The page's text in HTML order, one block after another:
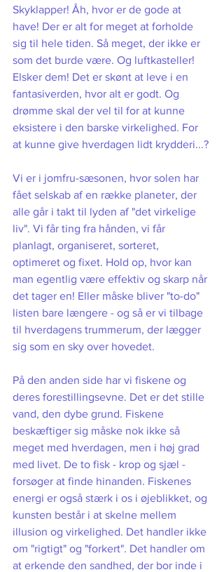
Skyklapper! Åh, hvor er de gode at
have! Der er alt for meget at forholde
sig til hele tiden. Så meget, der ikke er
som det burde være. Og luftkasteller!
Elsker dem! Det er skønt at leve i en
fantasiverden, hvor alt er godt. Og
drømme skal der vel til for at kunne
eksistere i den barske virkelighed. For
at kunne give hverdagen lidt krydderi...?
Vi er i jomfru-sæsonen, hvor solen har
fået selskab af en række planeter, der
alle går i takt til lyden af "det virkelige
liv". Vi får ting fra hånden, vi får
planlagt, organiseret, sorteret,
optimeret og fixet. Hold op, hvor kan
man egentlig være effektiv og skarp når
det tager en! Eller måske bliver "to-do"
listen bare længere - og så er vi tilbage
til hverdagens trummerum, der lægger
sig som en sky over hovedet.
På den anden side har vi fiskene og
deres forestillingsevne. Det er det stille
vand, den dybe grund. Fiskene
beskæftiger sig måske nok ikke så
meget med hverdagen, men i høj grad
med livet. De to fisk - krop og sjæl -
forsøger at finde hinanden. Fiskenes
energi er også stærk i os i øjeblikket, og
kunsten består i at skelne mellem
illusion og virkelighed. Det handler ikke
om "rigtigt" og "forkert". Det handler om
at erkende den sandhed, der bor inde i